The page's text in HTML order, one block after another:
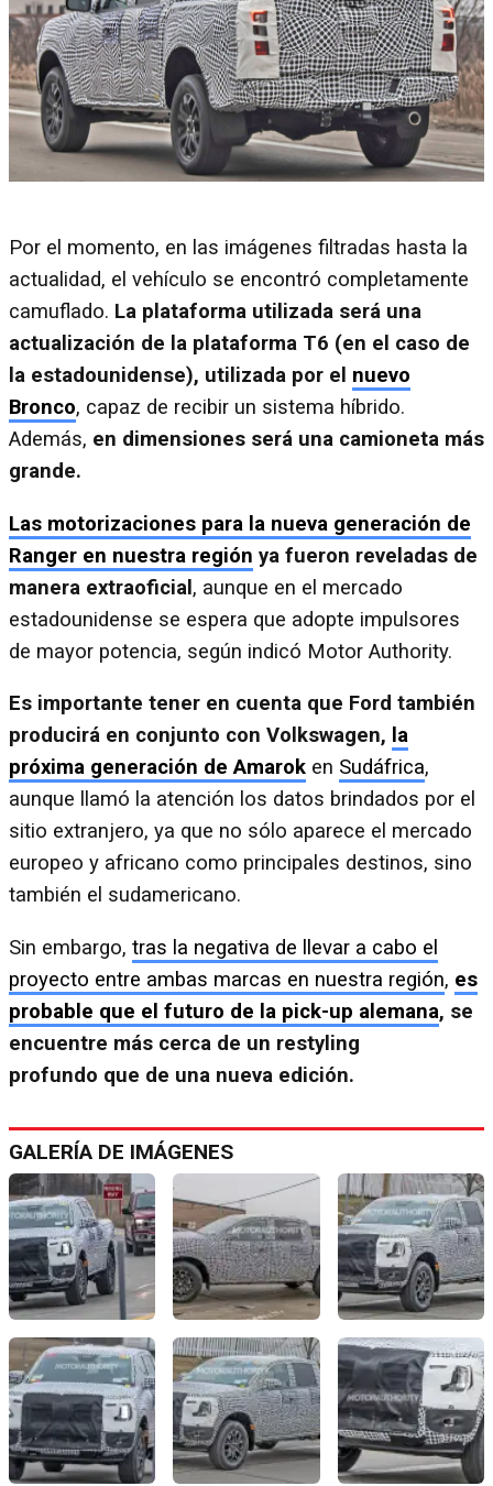
Por el momento, en las imágenes filtradas hasta la
actualidad, el vehículo se encontró completamente
camuflado. La plataforma utilizada será una
actualización de la plataforma T6 (en el caso de
la estadounidense), utilizada por el nuevo
Bronco, capaz de recibir un sistema híbrido.
Además, en dimensiones será una camioneta más
grande.
Las motorizaciones para la nueva generación de
Ranger en nuestra región ya fueron reveladas de
manera extraoficial, aunque en el mercado
estadounidense se espera que adopte impulsores
de mayor potencia, según indicó Motor Authority.
Es importante tener en cuenta que Ford también
producirá en conjunto con Volkswagen, la
próxima generación de Amarok en Sudáfrica,
aunque llamó la atención los datos brindados por el
sitio extranjero, ya que no sólo aparece el mercado
europeo y africano como principales destinos, sino
también el sudamericano.
Sin embargo, tras la negativa de llevar a cabo el
proyecto entre ambas marcas en nuestra región, es
probable que el futuro de la pick-up alemana, se
encuentre más cerca de un restyling
profundo que de una nueva edición.
GALERÍA DE IMÁGENES